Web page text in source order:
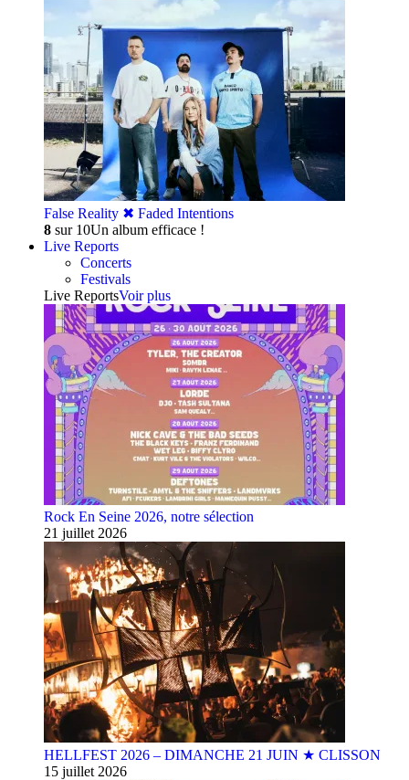
False Reality ✖︎ Faded Intentions
8 sur 10Un album efficace !
Live Reports
Concerts
Festivals
Live ReportsVoir plus
Rock En Seine 2026, notre sélection
21 juillet 2026
HELLFEST 2026 – DIMANCHE 21 JUIN ★ CLISSON
15 juillet 2026